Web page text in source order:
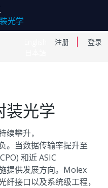
注册 登录
光学
装光学
续攀升，
。当数据传输率提升至
和近 ASIC
提供发展方向。Molex
接口以及系统级工程，